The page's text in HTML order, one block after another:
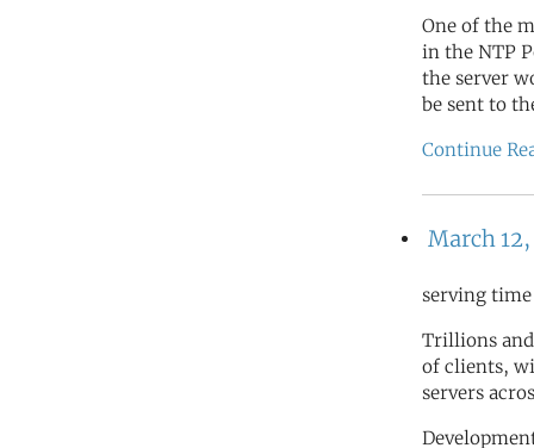
One of the
in the NTP
the server
be sent to
Continue
March
serving
Trillions
of clients,
servers